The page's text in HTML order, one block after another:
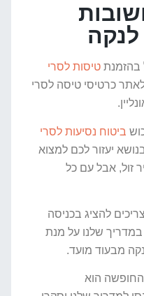
בהזמנת טיסות לסרי
כרטיסי טיסה לסרי
ביטוח נסיעות לסרי
יעזור לכם למצוא
זול, אבל עם כל
להציג בכניסה
במדריך שלנו על מנת
מבעוד מועד.
החופשה הוא